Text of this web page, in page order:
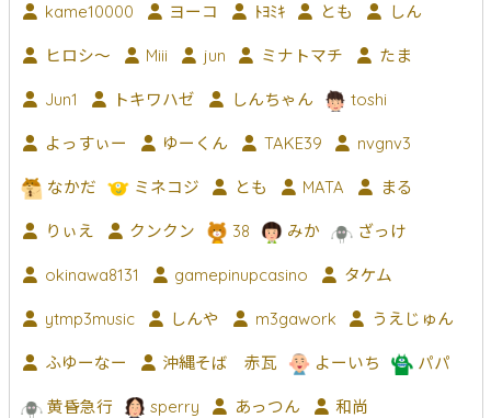
kame10000 ヨーコ ﾄﾖﾐｷ とも しん
ヒロシ〜 Miii jun ミナトマチ たま
Jun1 トキワハゼ しんちゃん toshi
よっすぃー ゆーくん TAKE39 nvgnv3
なかだ ミネコジ とも MATA まる
りぃえ クンクン 38 みか ざっけ
okinawa8131 gamepinupcasino タケム
ytmp3music しんや m3gawork うえじゅん
ふゆーなー 沖縄そば 赤瓦 よーいち パパ
黄昏急行 sperry あっつん 和尚